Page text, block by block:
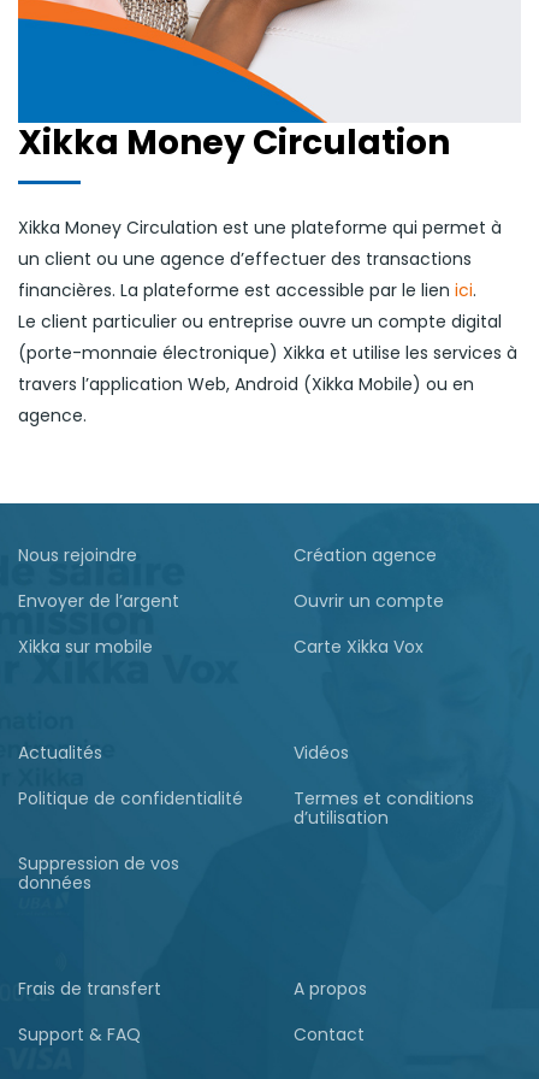
Xikka Money Circulation
Xikka Money Circulation est une plateforme qui permet à
un client ou une agence d’effectuer des transactions
financières. La plateforme est accessible par le lien ici.
Le client particulier ou entreprise ouvre un compte digital
(porte-monnaie électronique) Xikka et utilise les services à
travers l’application Web, Android (Xikka Mobile) ou en
agence.
Nous rejoindre
Création agence
Envoyer de l’argent
Ouvrir un compte
Xikka sur mobile
Carte Xikka Vox
Actualités
Vidéos
Politique de confidentialité
Termes et conditions
d’utilisation
Suppression de vos
données
Frais de transfert
A propos
Support & FAQ
Contact